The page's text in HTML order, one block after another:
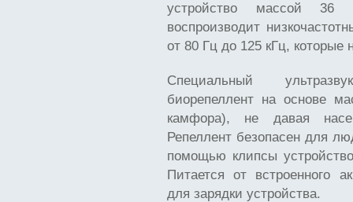
устройство массой 36
воспроизводит
от 80 Гц до 125 кГц,
Специальный
биорепеллент на основе
камфора), не давая
Репеллент безопасен для
помощью клипсы
Питается от встроенного
для зарядки устройства.